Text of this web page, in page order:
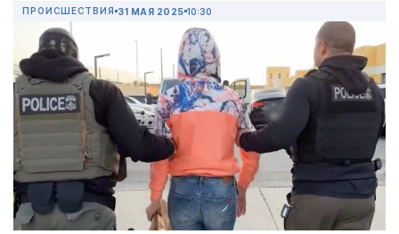
ПРОИСШЕСТВИЯ 31 МАЯ 2025 10:30